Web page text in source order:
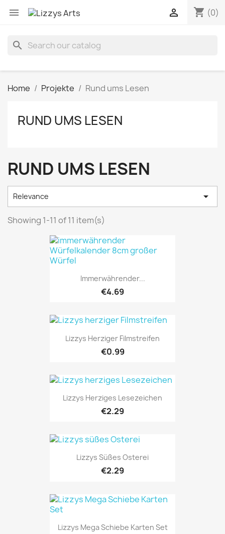
 shopping_cart (0)

search
Home Projekte Rund ums Lesen
RUND UMS LESEN
RUND UMS LESEN
Relevance 
Showing 1-11 of 11 item(s)
Immerwährender...
€4.69
Lizzys Herziger Filmstreifen
€0.99
Lizzys Herziges Lesezeichen
€2.29
Lizzys Süßes Osterei
€2.29
Lizzys Mega Schiebe Karten Set